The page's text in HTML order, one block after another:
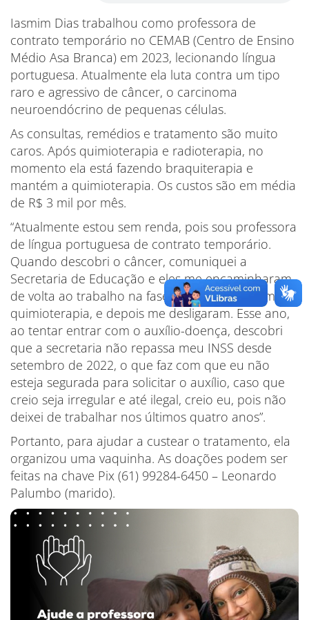
Iasmim Dias trabalhou como professora de
contrato temporário no CEMAB (Centro de Ensino
Médio Asa Branca) em 2023, lecionando língua
portuguesa. Atualmente ela luta contra um tipo
raro e agressivo de câncer, o carcinoma
neuroendócrino de pequenas células.
As consultas, remédios e tratamento são muito
caros. Após quimioterapia e radioterapia, no
momento ela está fazendo braquiterapia e
mantém a quimioterapia. Os custos são em média
de R$ 3 mil por mês.
“Atualmente estou sem renda, pois sou professora
de língua portuguesa de contrato temporário.
Quando descobri o câncer, comuniquei a
Secretaria de Educação e eles me encaminharam
de volta ao trabalho na fase sintomática, já em
quimioterapia, e depois me desligaram. Esse ano,
ao tentar entrar com o auxílio-doença, descobri
que a secretaria não repassa meu INSS desde
setembro de 2022, o que faz com que eu não
esteja segurada para solicitar o auxílio, caso que
creio seja irregular e até ilegal, creio eu, pois não
deixei de trabalhar nos últimos quatro anos”.
Portanto, para ajudar a custear o tratamento, ela
organizou uma vaquinha. As doações podem ser
feitas na chave Pix (61) 99284-6450 – Leonardo
Palumbo (marido).